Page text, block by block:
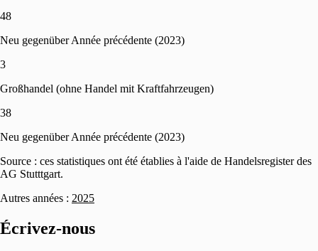
48
Neu gegenüber Année précédente (2023)
3
Großhandel (ohne Handel mit Kraftfahrzeugen)
38
Neu gegenüber Année précédente (2023)
Source : ces statistiques ont été établies à l'aide de Handelsregister des
AG Stutttgart.
Autres années : 2025
Écrivez-nous